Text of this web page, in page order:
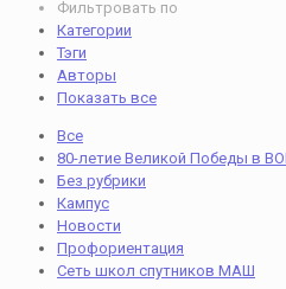
Фильтровать по
Категории
Тэги
Авторы
Показать все
Все
80-летие Великой Победы в
Без рубрики
Кампус
Новости
Профориентация
Сеть школ спутников МАШ